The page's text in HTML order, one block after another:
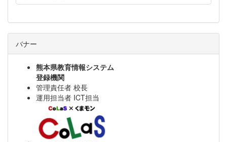
バナー
熊本県教育情報システム
登録機関
管理責任者 校長
運用担当者 ICT担当